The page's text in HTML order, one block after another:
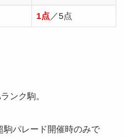
1点 ／5点
ンク駒。
駒パレード開催時のみで